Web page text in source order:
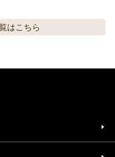
はこちら